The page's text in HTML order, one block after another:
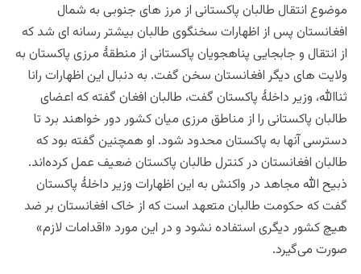
موضوع انتقال طالبان پاکستانی از مرز های جنوبی به شمال
افغانستان پس از اظهارات سخنگوی طالبان بیشتر رسانه ای شد که
از انتقال و جابجایی پناهجویان پاکستانی از منطقۀ مرزی پاکستان به
ولایت های دیگر افغانستان سخن گفت. به دنبال این اظهارات رانا
ثناالله، وزیر داخلۀ پاکستان گفت، طالبان افغان گفته‌ که اعضای
طالبان پاکستانی را از مناطق مرزی میان کشور دور خواهند برد تا
دسترسی آنها به پاکستان محدود شود. او همچنین گفته بود که
طالبان افغانستان در کنترل طالبان پاکستان ضعیف عمل کرده‌اند.
ذبیح الله مجاهد در واکنش به این اظهارات وزیر داخلۀ پاکستان
گفت که حکومت طالبان متعهد است که از خاک افغانستان بر ضد
هیچ کشور دیگری استفاده نشود و در این مورد «اقدامات لازم»
صورت می‌گیرد.